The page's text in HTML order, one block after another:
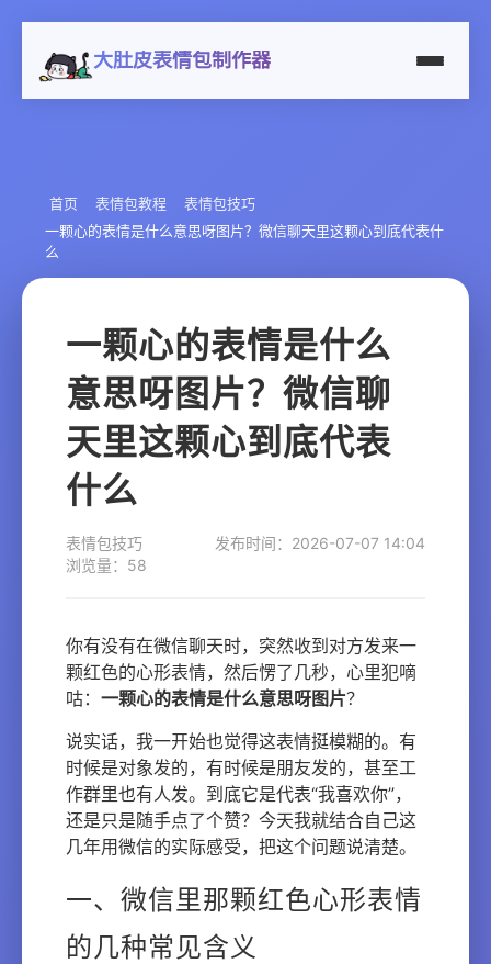
大肚皮表情包制作器
首页 表情包教程
表情包技巧
一颗心的表情是什么意思呀图片？微信聊天里这颗心到底代表什
么
一颗心的表情是什么
意思呀图片？微信聊
天里这颗心到底代表
什么
表情包技巧
发布时间：2026-07-07 14:04
浏览量：58
你有没有在微信聊天时，突然收到对方发来一
颗红色的心形表情，然后愣了几秒，心里犯嘀
咕： 一颗心的表情是什么意思呀图片？
说实话，我一开始也觉得这表情挺模糊的。有
时候是对象发的，有时候是朋友发的，甚至工
作群里也有人发。到底它是代表“我喜欢你”，
还是只是随手点了个赞？今天我就结合自己这
几年用微信的实际感受，把这个问题说清楚。
一、微信里那颗红色心形表情
的几种常见含义